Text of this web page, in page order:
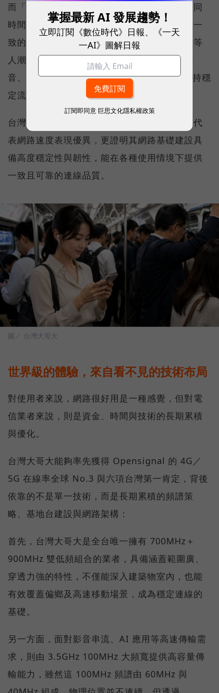
而「品質一致性」則是衡量電信業者可否在不同
時間、不同地點、不同網路負載下，都能維持一
致的網路服務品質。無論是在跨年晚會、球賽等
人潮密集場域，或是在高速移動時觀看串流影
音、傳送 LINE 訊息、分享社群動態，確保維持穩
定流暢，不因環境改變而明顯降速。
台灣大哥大能同時拿下這兩項全台第一，不僅代
表網路速度表現優異，更證明其網路基礎建設具
備高度穩定性與韌性，能在各種使用情境下提供
一致且可靠的連線品質。
圖／ 台灣大哥大
世界級的體驗，來自看不見的技術布局
對使用者來說，網路很好用是一種感覺，但對電
信業者來說，則是資金、時間與技術的長期累積
與優化。
台灣大哥大能夠率先獲得 Opensignal 的 4G／
5G 在線率全球 No.3 與六項台灣第一肯定，背後
依靠的不是單一技術，而是長期累積的頻譜策
略、基地台建設與網路架構：
首先，台灣大哥大是全台唯一擁有 700MHz＋
900MHz 雙低頻組合的業者，具備涵蓋範圍廣、
穿透力強的特性，不僅能深入建築物室內，也能
有效覆蓋偏鄉及高速移動場景，成為穩定連線的
基礎。
另一方面，面對影音串流、AI 應用等高速傳輸需
求，則由 3.5GHz 100MHz 大頻寬提供高容量傳
輸能力，雖然這 100MHz 頻譜由 60MHz 與
掌握最新 AI 發展趨勢！
立即訂閱《數位時代》日報、《一天
一AI》圖解日報
訂閱即同意 巨思文化隱私權政策